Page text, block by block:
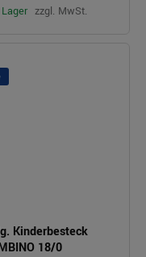
zzgl. MwSt.
Kinderbesteck
18/0